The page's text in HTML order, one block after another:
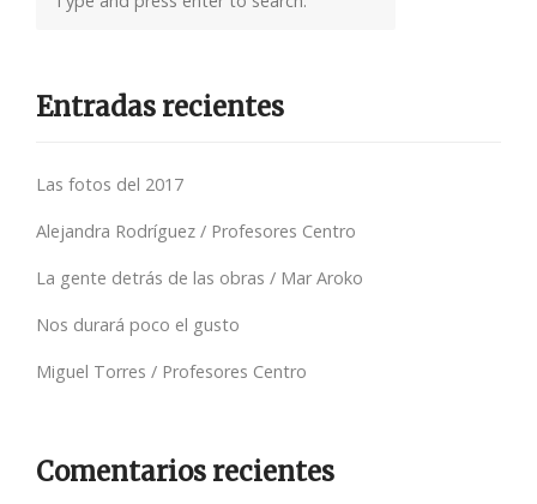
Entradas recientes
Las fotos del 2017
Alejandra Rodríguez / Profesores Centro
La gente detrás de las obras / Mar Aroko
Nos durará poco el gusto
Miguel Torres / Profesores Centro
Comentarios recientes